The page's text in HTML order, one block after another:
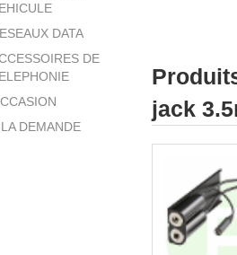
DATA
DE
DEMANDE
jack